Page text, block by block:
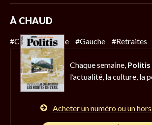
À CHAUD
#Climat #Police #Gauche #Retraites
Chaque semaine,
l’actualité, la culture, la
Acheter un numéro ou un